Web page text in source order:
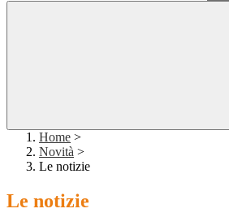
Home >
Novità >
Le notizie
Le notizie